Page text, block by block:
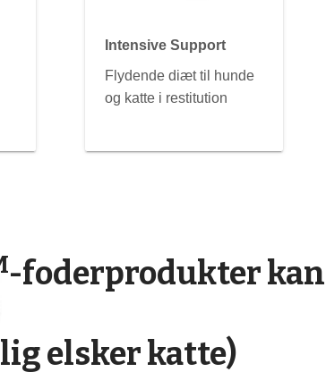
Intensive Support
Flydende diæt til hunde
og katte i restitution
-foderprodukter
elsker katte)